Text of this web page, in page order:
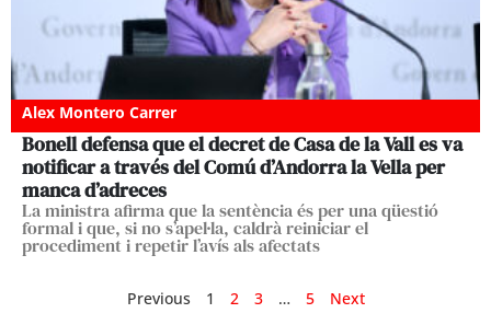
Alex Montero Carrer
Bonell defensa que el decret de Casa de la Vall es va
notificar a través del Comú d’Andorra la Vella per
manca d’adreces
La ministra afirma que la sentència és per una qüestió
formal i que, si no s’apel·la, caldrà reiniciar el
procediment i repetir l’avís als afectats
Previous 1 2 3 … 5 Next